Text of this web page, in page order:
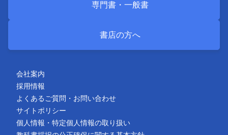
専門書・ 一般書
書店の方へ
会社案内
採用情報
よくあるご質問・お問い合わせ
サイトポリシー
個人情報・特定個人情報の取り扱い